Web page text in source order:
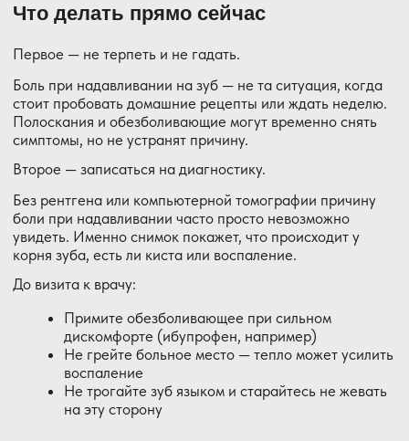
Удаление зуба с последующим протезированием
— только если зуб уже не удаётся сохранить
особенно если была киста или серьёзное воспаление.
Большинство процедур проходит под местной
анестезией — комфортно и без боли. Современные
препараты работают надёжно, и мы всегда уточняем у
пациента, всё ли в порядке в процессе лечения.
Это будет больно?
Нет — именно поэтому существует анестезия. Перед
любой манипуляцией зуб и окружающие ткани
полностью обезболиваются. Вы можете чувствовать
давление или вибрацию, но не острую боль. Если что-то
начинает беспокоить — просто скажите врачу, и он
скорректирует анестезию.
Сколько стоит лечение?
Стоимость зависит от причины боли и объёма работы.
Одно можно сказать точно: чем раньше пациент
приходит, тем меньше обычно требуется вмешательства
— и тем ниже итоговая сумма. Лечение небольшого
воспаления обходится значительно дешевле, чем
устранение последствий запущенного периодонтита
Сколько времени займёт?
Частые вопросы пациентов